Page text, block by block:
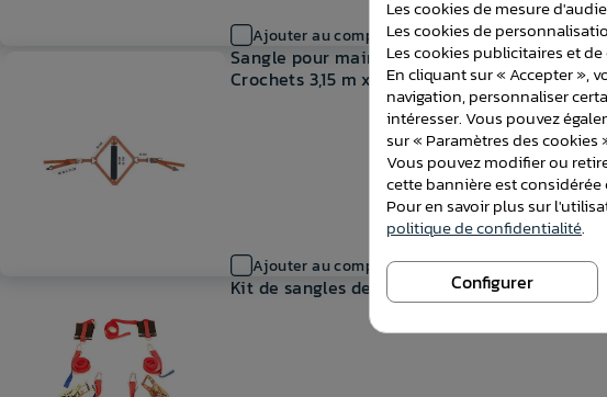
Ajouter au comparateur
Sangle pour maintiens du scooter ou moto
Crochets 3,15 m x 35 mm – Charge 1300 kg
Ajouter au comparateur
Kit de sangles de fixation pour remorque (
Les cookies de mesure
Les cookies de
Les cookies publicitaires et de
En cliquant sur « Accepter »,
navigation, personnaliser
intéresser. Vous pouvez
sur « Paramètres des cookies
Vous pouvez modifier ou
cette bannière est
Pour en savoir plus sur
politique de confidentialité.
Configurer